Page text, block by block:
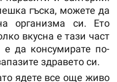
гъска, можете да
организма си. Ето
вкусна е тази част
е да консумирате по-
здравето си.
ядете все още живо